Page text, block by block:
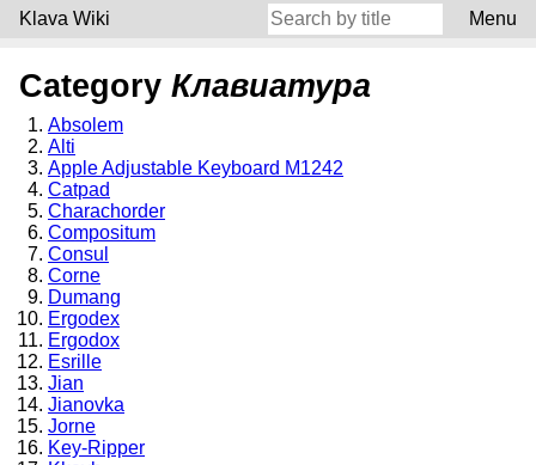
Klava Wiki Menu
Category Клавиатура
Absolem
Alti
Apple Adjustable Keyboard M1242
Catpad
Charachorder
Compositum
Consul
Corne
Dumang
Ergodex
Ergodox
Esrille
Jian
Jianovka
Jorne
Key-Ripper